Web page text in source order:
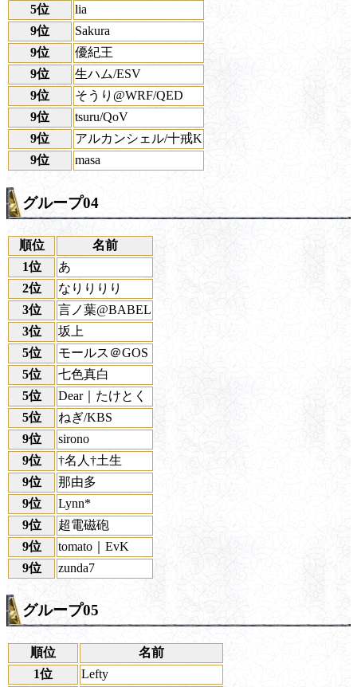
5位
lia
9位
Sakura
9位
優紀王
9位
生ハム/ESV
9位
そうり@WRF/QED
9位
tsuru/QoV
9位
アルカンシェル/十戒K
9位
masa
グループ04
順位
名前
1位
あ
2位
なりりりり
3位
言ノ葉@BABEL
3位
坂上
5位
モールス＠GOS
5位
七色真白
5位
Dear｜たけとく
5位
ねぎ/KBS
9位
sirono
9位
†名人†土生
9位
那由多
9位
Lynn*
9位
超電磁砲
9位
tomato｜EvK
9位
zunda7
グループ05
順位
名前
1位
Lefty